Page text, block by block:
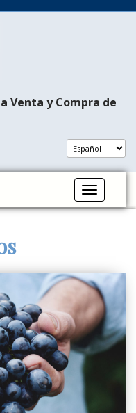
Venta y Compra de
Toggle